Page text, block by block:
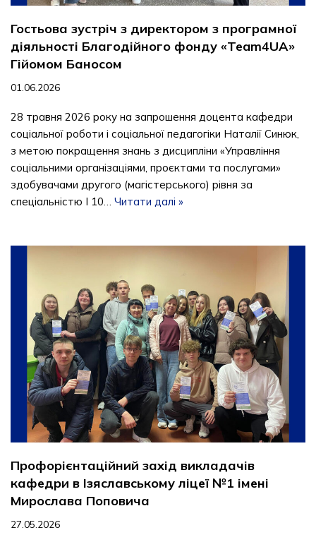
Гостьова зустріч з директором з програмної
діяльності Благодійного фонду «Team4UA»
Гійомом Баносом
01.06.2026
28 травня 2026 року на запрошення доцента кафедри
соціальної роботи і соціальної педагогіки Наталії Синюк,
з метою покращення знань з дисципліни «Управління
соціальними організаціями, проєктами та послугами»
здобувачами другого (магістерського) рівня за
спеціальністю І 10… Читати далі »
Профорієнтаційний захід викладачів
кафедри в Ізяславському ліцеї №1 імені
Мирослава Поповича
27.05.2026